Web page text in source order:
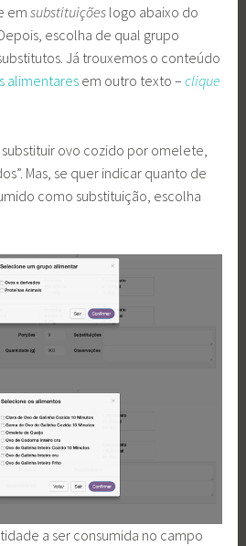
emsubstituições logo abaixo do
escolha de qual grupo
Já trouxemos o conteúdo
alimentares em outro texto –clique
substituir ovo cozido por omelete,
Mas, se quer indicar quanto de
como substituição, escolha
a ser consumida no campo